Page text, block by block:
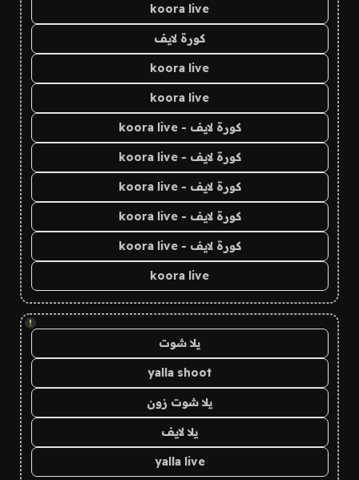
koora live
كورة لايف
koora live
koora live
كورة لايف - koora live
كورة لايف - koora live
كورة لايف - koora live
كورة لايف - koora live
كورة لايف - koora live
koora live
!
يلا شوت
yalla shoot
يلا شوت زون
يلا لايف
yalla live